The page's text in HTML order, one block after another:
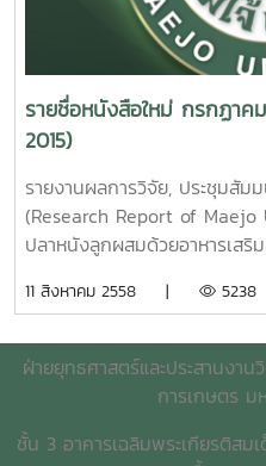
polypropylene films.
9. การสั
แคลเซียมซิลิเกตจากหอยเชอรี่แ
กิริยาในไปโอดีเซล รัชดาภรณ์ ปั
มหาวิทยาลัยแม่โจ้ 67 หน้า. เ
Synthesis of calcium
and rice husk to use as
Ratchadaporn Puntharod
10. การหาสภาวะที่เหมาะสมใ
อนุมูลอิสระในชาสมุนไพร กาญ
วิจัยมหาวิทยาลัยแม่โจ้ 36 หน้
The Optimization of
Extraction of herbal Tea
Gaertn Kanjana
กรณีศึกษาคำศัพท์สาขาหลักแล
NT1. สุธรรม อุมาแสงทองกุล
โจ้ 89 หน้า. เลขเ
Comparison of
Headings and Library of
Case Study of Terms
and Their First Level of
Sutham Umasangtongkul
ฐานข้อมูลภาพยนตร์ดีเด่น : ก
ห้องสมุดและการออกแบบโปรแ
ธรรม อุมาแสงทองกุล รายงา
125 หน้าเลขเรียกหนังสื
Picture Database :
Technical Work and
Umasangtongkul Maejo
Ecotourism
district, Sansai District,
Province.Pimchanok
3. ปัจจัยที่
ประสิทธิภาพการผลิตข้าวของเ
อารีย์ เชื้อเมืองพาน รายงาน
หน้า. เลขเรียกหนังสือ 2558
Efficiency of Farmer
2015. 4. การบริหารจัดการลุ่ม
ทัย มิ่งธิพล รายงานผลการวิ
หน้า. เลขเรียกหนังสือ 2558 /
Tha Integrated Watershed
รายชื่อหนังสือใหม่ กรกฏา
2015)
รายงานผลการวิจัย, ประชุมสัม
(Research Report of
ปลาหนังลูกผสมด้วยอาหารเส
เรียกหนังสือ 2558 / ช40. 10
pellet feed. Doungporn
University. 2015. 2.
[Oreochromis
11 สิงหาคม 2558 | 5238
ฝ่ายยุทธศาสตร์และประสานงาน
การเกษตร ม
ชั้น 3 อาคารเฉลิมพระเกียรติสม